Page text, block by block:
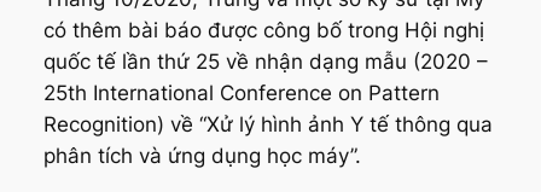
có thêm bài báo được công bố trong Hội nghị
quốc tế lần thứ 25 về nhận dạng mẫu (2020 –
25th International Conference on Pattern
Recognition) về “Xử lý hình ảnh Y tế thông qua
phân tích và ứng dụng học máy”.